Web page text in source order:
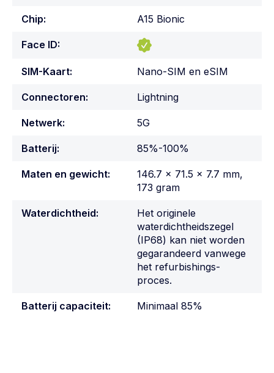
Chip: A15 Bionic
Face ID:
SIM-Kaart: Nano-SIM en eSIM
Connectoren: Lightning
Netwerk: 5G
Batterij: 85%-100%
Maten en gewicht:
146.7 x 71.5 x 7.7 mm,
173 gram
Waterdichtheid:
Het originele
waterdichtheidszegel
(IP68) kan niet worden
gegarandeerd vanwege
het refurbishings-
proces.
Batterij capaciteit: Minimaal 85%